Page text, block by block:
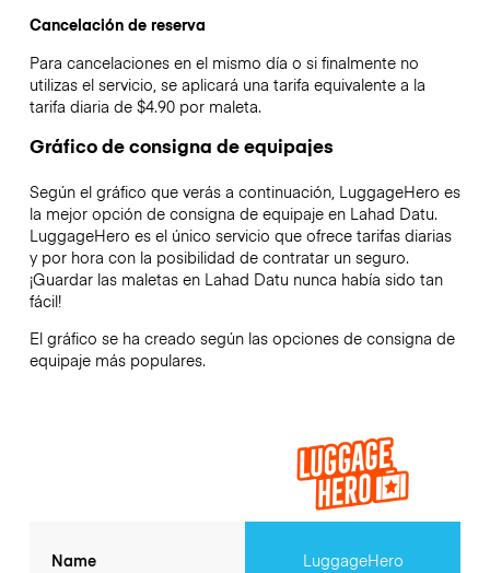
Cancelación de reserva
Para cancelaciones en el mismo día o si finalmente no
utilizas el servicio, se aplicará una tarifa equivalente a la
tarifa diaria de $4.90 por maleta.
Gráfico de consigna de equipajes
Según el gráfico que verás a continuación, LuggageHero es
la mejor opción de consigna de equipaje en Lahad Datu.
LuggageHero es el único servicio que ofrece tarifas diarias
y por hora con la posibilidad de contratar un seguro.
¡Guardar las maletas en Lahad Datu nunca había sido tan
fácil!
El gráfico se ha creado según las opciones de consigna de
equipaje más populares.
Name LuggageHero